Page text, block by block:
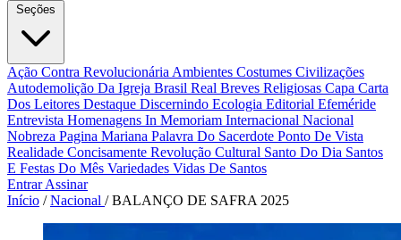
Seções
Ação Contra Revolucionária Ambientes Costumes Civilizações
Autodemolição Da Igreja Brasil Real Breves Religiosas Capa Carta
Dos Leitores Destaque Discernindo Ecologia Editorial Efeméride
Entrevista Homenagens In Memoriam Internacional Nacional
Nobreza Pagina Mariana Palavra Do Sacerdote Ponto De Vista
Realidade Concisamente Revolução Cultural Santo Do Dia Santos
E Festas Do Mês Variedades Vidas De Santos
EntrarAssinar
Início / Nacional / BALANÇO DE SAFRA 2025